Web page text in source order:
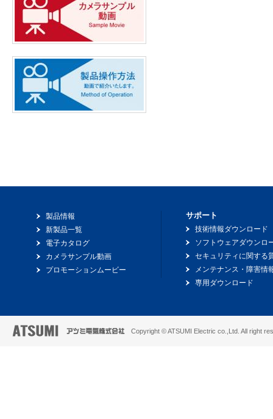
製品情報
新製品一覧
電子カタログ
カメラサンプル動画
プロモーションムービー
サポート
技術情報ダウンロード
ソフトウェアダウンロ
セキュリティに関する
メンテナンス・障害情
専用ダウンロード
Copyright © ATSUMI Electric co.,Ltd. All right